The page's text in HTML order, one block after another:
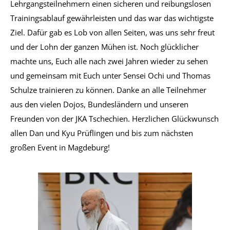
Lehrgangsteilnehmern einen sicheren und reibungslosen
Trainingsablauf gewährleisten und das war das wichtigste
Ziel. Dafür gab es Lob von allen Seiten, was uns sehr freut
und der Lohn der ganzen Mühen ist. Noch glücklicher
machte uns, Euch alle nach zwei Jahren wieder zu sehen
und gemeinsam mit Euch unter Sensei Ochi und Thomas
Schulze trainieren zu können. Danke an alle Teilnehmer
aus den vielen Dojos, Bundesländern und unseren
Freunden von der JKA Tschechien. Herzlichen Glückwunsch
allen Dan und Kyu Prüflingen und bis zum nächsten
großen Event in Magdeburg!